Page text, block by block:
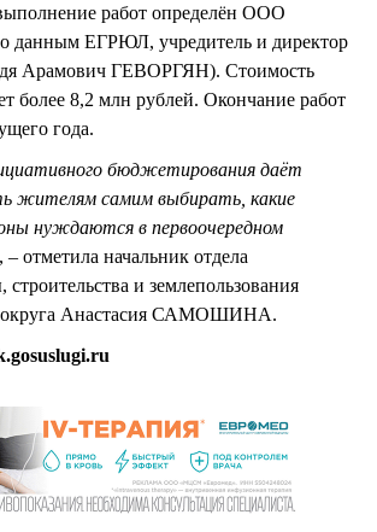
работ определён ООО
данным ЕГРЮЛ, учредитель и директор
Арамович ГЕВОРГЯН). Стоимость
более 8,2 млн рублей. Окончание работ
года.
бюджетирования даёт
жителям самим выбирать, какие
нуждаются в первоочередном
– отметила начальник отдела
строительства и землепользования
округа Анастасия САМОШИНА.